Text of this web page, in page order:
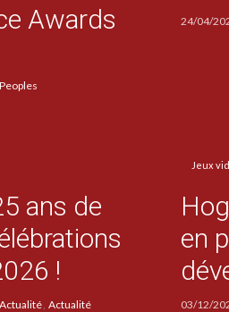
Awards
Peoples
24/04/
ans de
!
Actualité Actualité
Jeux
en
03/12/